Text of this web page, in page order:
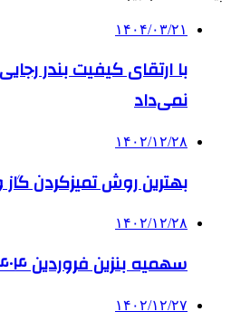
۱۴۰۴/۰۳/۲۱
با ارتقای کیفیت بندر
نمی‌داد
۱۴۰۲/۱۲/۲۸
بهترین روش تمیزکردن
۱۴۰۲/۱۲/۲۸
سهمیه بنزین فروردین‌ ۱۴۰۴ اعلام شد
۱۴۰۲/۱۲/۲۷